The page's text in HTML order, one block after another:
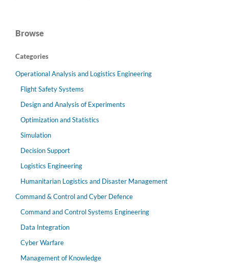
Browse
Categories
Operational Analysis and Logistics Engineering
Flight Safety Systems
Design and Analysis of Experiments
Optimization and Statistics
Simulation
Decision Support
Logistics Engineering
Humanitarian Logistics and Disaster Management
Command & Control and Cyber Defence
Command and Control Systems Engineering
Data Integration
Cyber Warfare
Management of Knowledge